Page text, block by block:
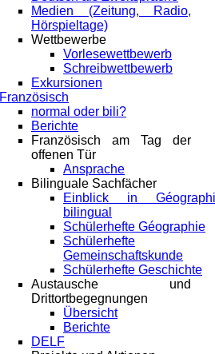
Medien (Zeitung, Radio,
Hörspieltage)
Wettbewerbe
Vorlesewettbewerb
Schreibwettbewerb
Exkursionen
Französisch
normal oder bili?
Berichte
Französisch am Tag der
offenen Tür
Ansprache
Bilinguale Sachfächer
Einblick in
bilingual
Schülerhefte Géographie
Schülerhefte
Gemeinschaftskunde
Schülerhefte Geschichte
Austausche und
Drittortbegegnungen
Übersicht
Berichte
DELF